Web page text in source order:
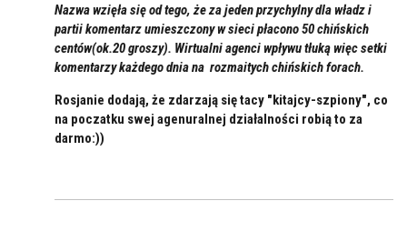
Nazwa wzięła się od tego, że za jeden przychylny dla władz i
partii komentarz umieszczony w sieci płacono 50 chińskich
centów(ok.20 groszy). Wirtualni agenci wpływu tłuką więc setki
komentarzy każdego dnia na rozmaitych chińskich forach.
Rosjanie dodają, że zdarzają się tacy "kitajcy-szpiony", co
na poczatku swej agenuralnej działalności robią to za
darmo:))